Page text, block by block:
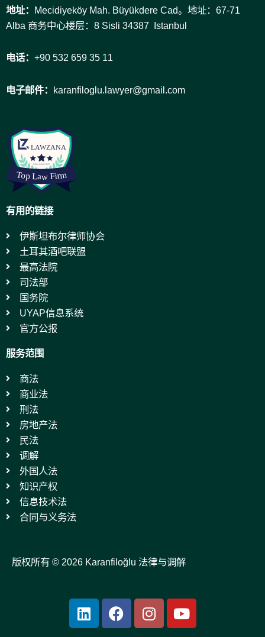
地址： Mecidiyeköy Mah. Büyükdere Cad。地址：67-71
Alba 商务中心楼层：8 Sisli 34387 Istanbul
电话： +90 532 659 35 11
电子邮件： karanfiloglu.lawyer@gmail.com
有用的链接
伊斯坦布尔律师协会
土耳其酒吧联盟
最高法院
司法部
国务院
UYAP信息系统
官方公报
服务范围
商法
商业法
刑法
房地产法
民法
调解
外国人法
知识产权
信息技术法
合同与义务法
版权所有 © 2026 Karanfiloğlu 法律与调解
L
i
F
a
I
n
Y
o